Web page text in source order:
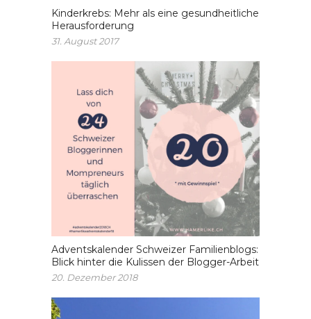
Kinderkrebs: Mehr als eine gesundheitliche
Herausforderung
31. August 2017
Adventskalender Schweizer Familienblogs:
Blick hinter die Kulissen der Blogger-Arbeit
20. Dezember 2018